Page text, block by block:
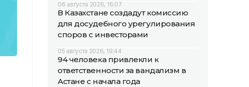
06 августа 2026, 16:07
В Казахстане создадут комиссию
для досудебного урегулирования
споров с инвесторами
05 августа 2026, 19:44
94 человека привлекли к
ответственности за вандализм в
Астане с начала года